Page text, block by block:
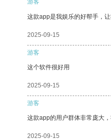
游客
这款app是我娱乐的好帮手，
2025-09-15
游客
这个软件很好用
2025-09-15
游客
这款app的用户群体非常庞大
2025-09-15